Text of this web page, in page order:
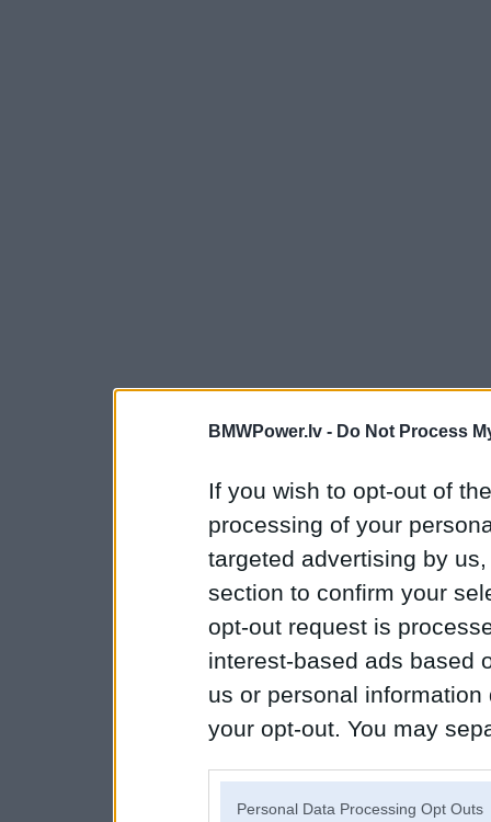
BMWPower.lv - Do Not Process
If you wish to opt-out of
processing of your
targeted advertising by
section to confirm your
opt-out request is
interest-based ads based
us or personal
your opt-out. You may
Personal Data Processing Opt Outs